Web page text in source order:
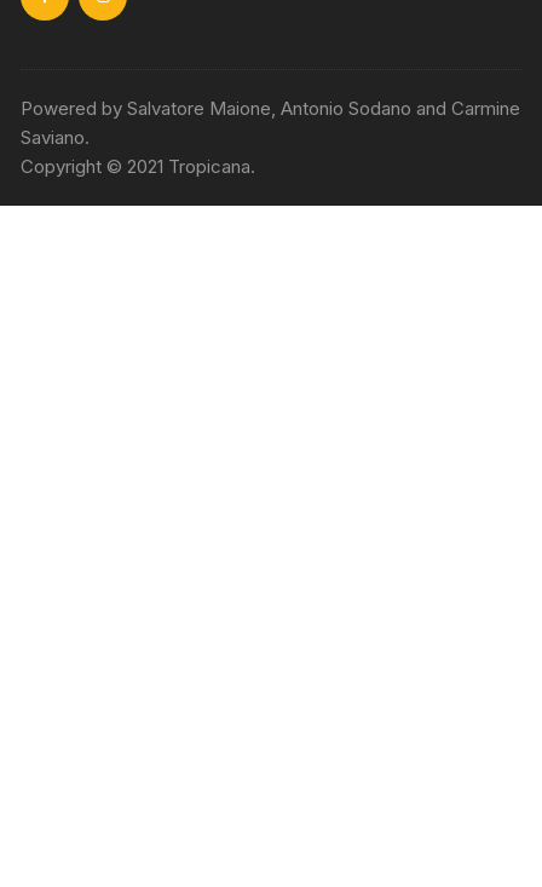
Powered by Salvatore Maione, Antonio Sodano and Carmine
Saviano.
Copyright © 2021 Tropicana.